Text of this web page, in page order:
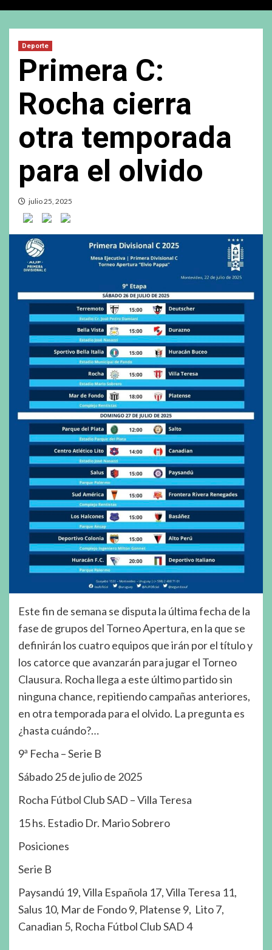
Deporte
Primera C:
Rocha cierra
otra temporada
para el olvido
julio 25, 2025
Este fin de semana se disputa la última fecha de la
fase de grupos del Torneo Apertura, en la que se
definirán los cuatro equipos que irán por el título y
los catorce que avanzarán para jugar el Torneo
Clausura. Rocha llega a este último partido sin
ninguna chance, repitiendo campañas anteriores,
en otra temporada para el olvido. La pregunta es
¿hasta cuándo?…
9ª Fecha – Serie B
Sábado 25 de julio de 2025
Rocha Fútbol Club SAD – Villa Teresa
15 hs. Estadio Dr. Mario Sobrero
Posiciones
Serie B
Paysandú 19, Villa Española 17, Villa Teresa 11,
Salus 10, Mar de Fondo 9, Platense 9, Lito 7,
Canadian 5, Rocha Fútbol Club SAD 4